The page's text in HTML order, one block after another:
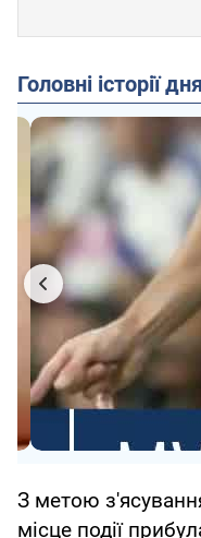
Головні історії дня
З метою
місце події